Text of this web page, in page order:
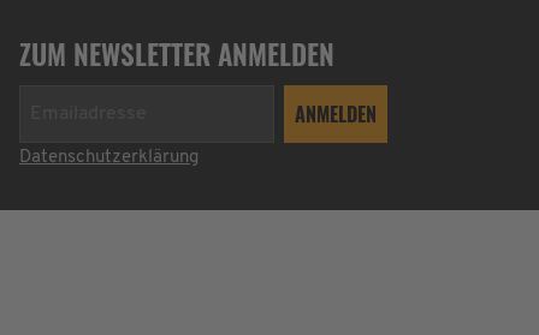
ZUM NEWSLETTER ANMELDEN
Datenschutzerklärung